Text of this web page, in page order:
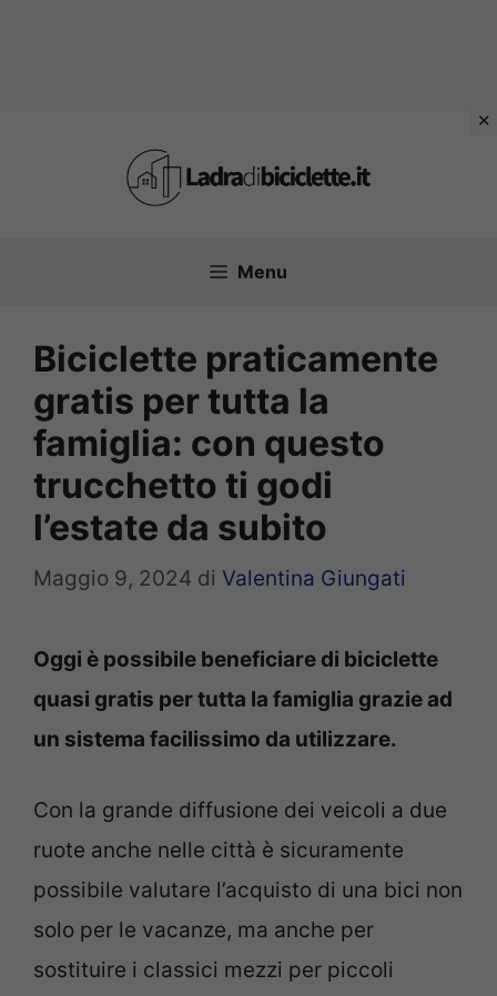
Menu
Biciclette praticamente
gratis per tutta la
famiglia: con questo
trucchetto ti godi
l’estate da subito
Maggio 9, 2024 di Valentina Giungati
Oggi è possibile beneficiare di biciclette
quasi gratis per tutta la famiglia grazie ad
un sistema facilissimo da utilizzare.
Con la grande diffusione dei veicoli a due
ruote anche nelle città è sicuramente
possibile valutare l’acquisto di una bici non
solo per le vacanze, ma anche per
sostituire i classici mezzi per piccoli